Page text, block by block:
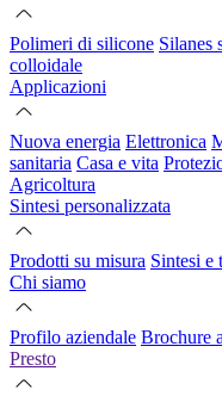
Polimeri di silicone Silanes
colloidale
Applicazioni
Nuova energia Elettronica
sanitaria Casa e vita
Agricoltura
Sintesi personalizzata
Prodotti su misura Sintesi e
Chi siamo
Profilo aziendale Brochure
Presto